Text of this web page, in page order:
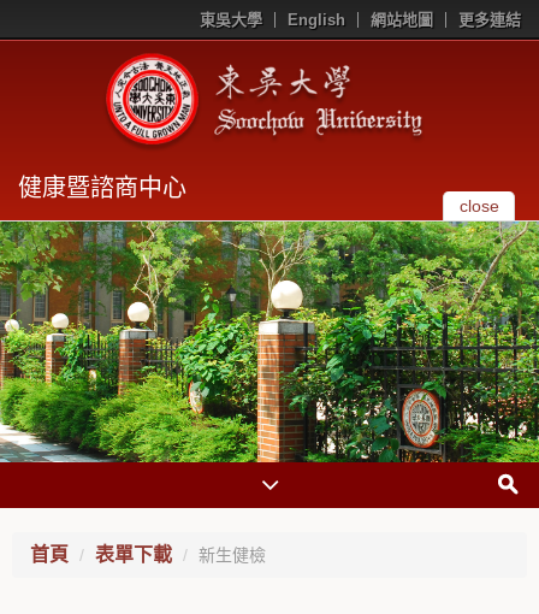
東吳大學 English 網站地圖 更多連結
健康暨諮商中心
close
首頁 表單下載 新生健檢